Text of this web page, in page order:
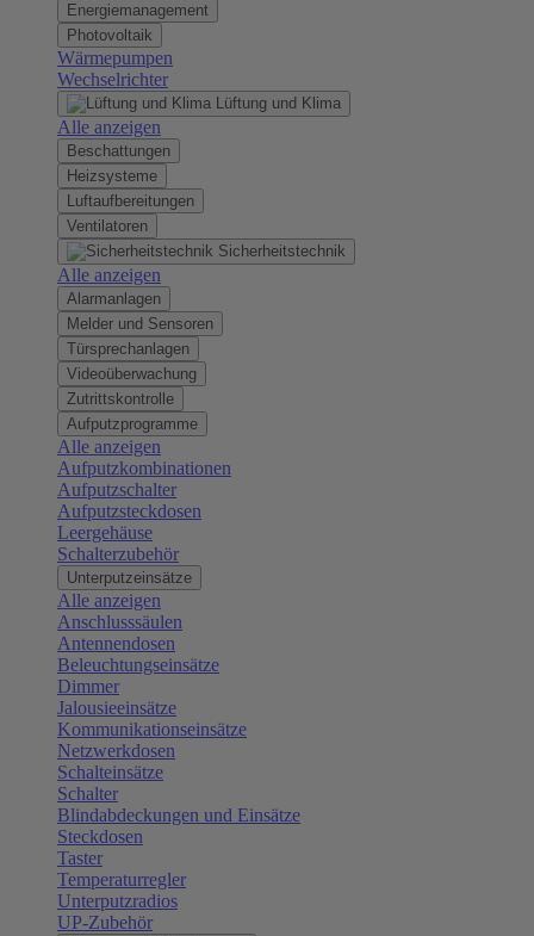
Energiemanagement
Photovoltaik
Wärmepumpen
Wechselrichter
Lüftung und Klima
Alle anzeigen
Beschattungen
Heizsysteme
Luftaufbereitungen
Ventilatoren
Sicherheitstechnik
Alle anzeigen
Alarmanlagen
Melder und Sensoren
Türsprechanlagen
Videoüberwachung
Zutrittskontrolle
Aufputzprogramme
Alle anzeigen
Aufputzkombinationen
Aufputzschalter
Aufputzsteckdosen
Leergehäuse
Schalterzubehör
Unterputzeinsätze
Alle anzeigen
Anschlusssäulen
Antennendosen
Beleuchtungseinsätze
Dimmer
Jalousieeinsätze
Kommunikationseinsätze
Netzwerkdosen
Schalteinsätze
Schalter
Blindabdeckungen und Einsätze
Steckdosen
Taster
Temperaturregler
Unterputzradios
UP-Zubehör